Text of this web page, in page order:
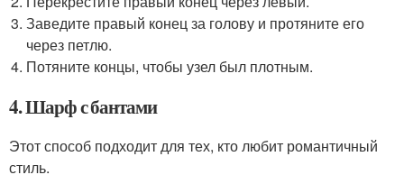
Заведите правый конец за голову и протяните его
через петлю.
Потяните концы, чтобы узел был плотным.
4. Шарф с бантами
Этот способ подходит для тех, кто любит романтичный
стиль.